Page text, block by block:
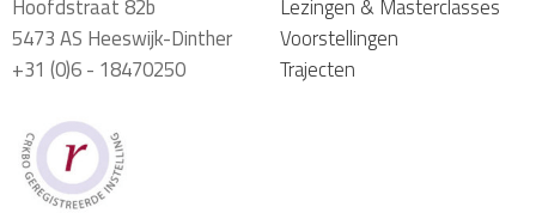
Hoofdstraat 82b
5473 AS Heeswijk-Dinther
+31 (0)6 - 18470250
Lezingen & Masterclasses
Voorstellingen
Trajecten